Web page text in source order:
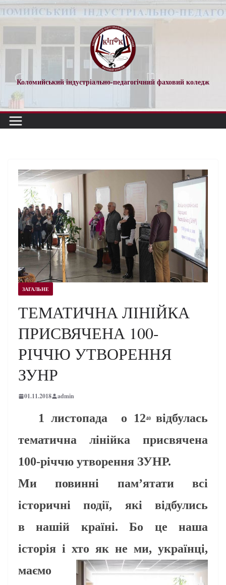
Перейти
до
Коломийський індустріально-педагогічний фаховий коледж
ЗАГАЛЬНЕ
ТЕМАТИЧНА ЛІНІЙКА
ПРИСВЯЧЕНА 100-
РІЧЧЮ УТВОРЕННЯ
ЗУНР
01.11.2018 admin
1 листопада о 1240 відбулась
тематична лінійка присвячена
100-річчю утворення ЗУНР.
Ми повинні пам’ятати всі
історичні події, які відбулись
в нашій країні. Бо це наша
історія і хто як не ми, українці,
маємо